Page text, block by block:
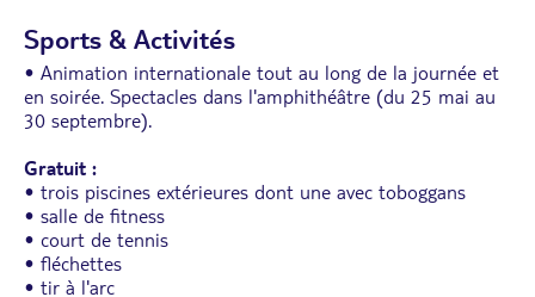
Sports & Activités
• Animation internationale tout au long de la journée et
en soirée. Spectacles dans l'amphithéâtre (du 25 mai au
30 septembre).
Gratuit :
• trois piscines extérieures dont une avec toboggans
• salle de fitness
• court de tennis
• fléchettes
• tir à l'arc